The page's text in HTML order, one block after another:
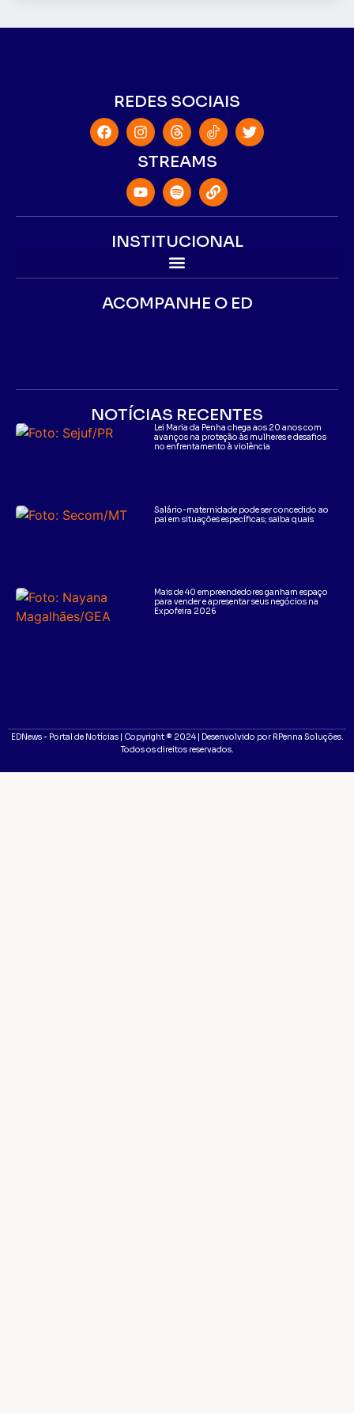
REDES SOCIAIS
STREAMS
INSTITUCIONAL
ACOMPANHE O ED
NOTÍCIAS RECENTES
Lei Maria da Penha chega aos 20 anos com
avanços na proteção às mulheres e desafios
no enfrentamento à violência
Salário-maternidade pode ser concedido ao
pai em situações específicas; saiba quais
Mais de 40 empreendedores ganham espaço
para vender e apresentar seus negócios na
Expofeira 2026
EDNews - Portal de Notícias | Copyright ® 2024 | Desenvolvido por RPenna Soluções.
Todos os direitos reservados.